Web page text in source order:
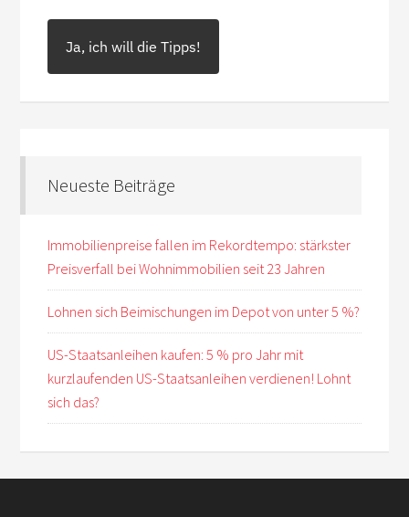
Ja, ich will die Tipps!
Neueste Beiträge
Immobilienpreise fallen im Rekordtempo: stärkster
Preisverfall bei Wohnimmobilien seit 23 Jahren
Lohnen sich Beimischungen im Depot von unter 5 %?
US-Staatsanleihen kaufen: 5 % pro Jahr mit
kurzlaufenden US-Staatsanleihen verdienen! Lohnt
sich das?